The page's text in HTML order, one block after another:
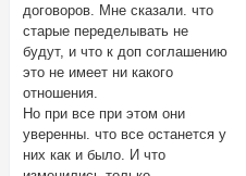
договоров. Мне сказали. что
старые переделывать не
будут, и что к доп соглашению
это не имеет ни какого
отношения.
Но при все при этом они
уверенны. что все останется у
них как и было. И что